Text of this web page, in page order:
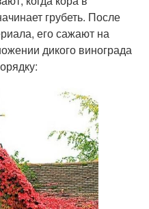
грубеть. После
его сажают на
дикого винограда